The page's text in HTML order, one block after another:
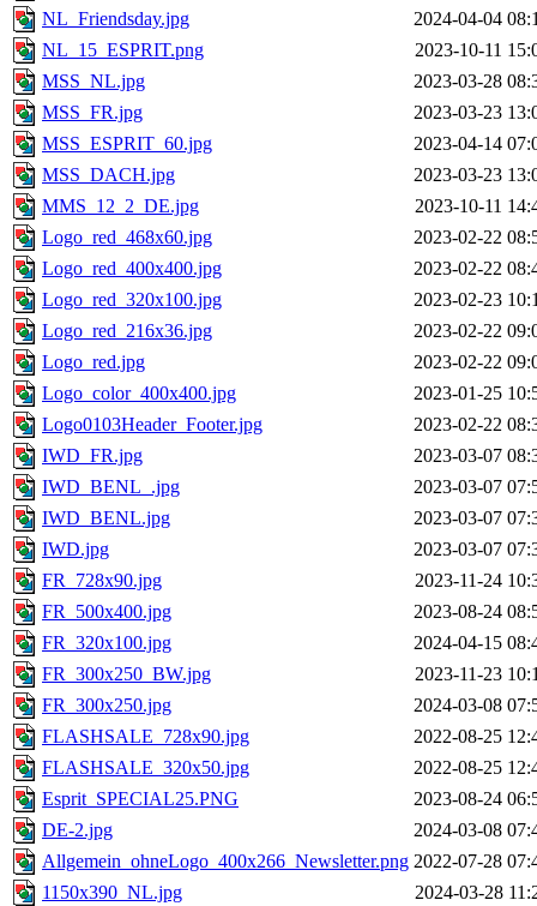
NL_Friendsday.jpg
2024-04-04
NL_15_ESPRIT.png
2023-10-11
MSS_NL.jpg
2023-03-28
MSS_FR.jpg
2023-03-23
MSS_ESPRIT_60.jpg
2023-04-14
MSS_DACH.jpg
2023-03-23
MMS_12_2_DE.jpg
2023-10-11
Logo_red_468x60.jpg
2023-02-22
Logo_red_400x400.jpg
2023-02-22
Logo_red_320x100.jpg
2023-02-23
Logo_red_216x36.jpg
2023-02-22
Logo_red.jpg
2023-02-22
Logo_color_400x400.jpg
2023-01-25
Logo0103Header_Footer.jpg
2023-02-22
IWD_FR.jpg
2023-03-07
IWD_BENL_.jpg
2023-03-07
IWD_BENL.jpg
2023-03-07
IWD.jpg
2023-03-07
FR_728x90.jpg
2023-11-24
FR_500x400.jpg
2023-08-24
FR_320x100.jpg
2024-04-15
FR_300x250_BW.jpg
2023-11-23
FR_300x250.jpg
2024-03-08
FLASHSALE_728x90.jpg
2022-08-25
FLASHSALE_320x50.jpg
2022-08-25
Esprit_SPECIAL25.PNG
2023-08-24
DE-2.jpg
2024-03-08
Allgemein_ohneLogo_400x266_Newsletter.png 2022-07-28
1150x390_NL.jpg
2024-03-28